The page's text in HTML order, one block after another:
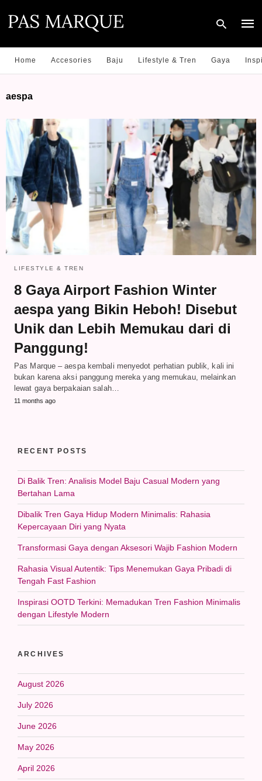
and
hit
Home Accesories Baju Lifestyle & Tren Gaya
aespa
LIFESTYLE & TREN
8 Gaya Airport Fashion Winter
aespa yang Bikin Heboh! Disebut
Unik dan Lebih Memukau dari di
Panggung!
Pas Marque – aespa kembali menyedot perhatian publik, kali ini
bukan karena aksi panggung mereka yang memukau, melainkan
lewat gaya berpakaian salah…
11 months ago
RECENT POSTS
Di Balik Tren: Analisis Model Baju Casual Modern yang
Bertahan Lama
Dibalik Tren Gaya Hidup Modern Minimalis: Rahasia
Kepercayaan Diri yang Nyata
Transformasi Gaya dengan Aksesori Wajib Fashion Modern
Rahasia Visual Autentik: Tips Menemukan Gaya Pribadi di
Tengah Fast Fashion
Inspirasi OOTD Terkini: Memadukan Tren Fashion Minimalis
dengan Lifestyle Modern
ARCHIVES
August 2026
July 2026
June 2026
May 2026
April 2026